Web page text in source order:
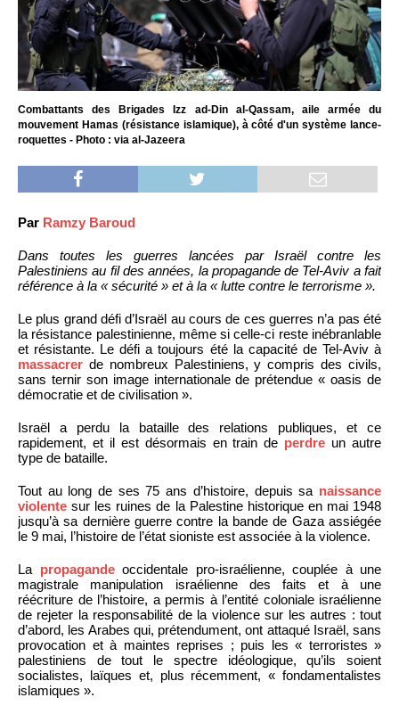
Combattants des Brigades Izz ad-Din al-Qassam, aile armée du
mouvement Hamas (résistance islamique), à côté d'un système lance-
roquettes - Photo : via al-Jazeera
Par Ramzy Baroud
Dans toutes les guerres lancées par Israël contre les
Palestiniens au fil des années, la propagande de Tel-Aviv a fait
référence à la « sécurité » et à la « lutte contre le terrorisme ».
Le plus grand défi d’Israël au cours de ces guerres n’a pas été
la résistance palestinienne, même si celle-ci reste inébranlable
et résistante. Le défi a toujours été la capacité de Tel-Aviv à
massacrer de nombreux Palestiniens, y compris des civils,
sans ternir son image internationale de prétendue « oasis de
démocratie et de civilisation ».
Israël a perdu la bataille des relations publiques, et ce
rapidement, et il est désormais en train de perdre un autre
type de bataille.
Tout au long de ses 75 ans d’histoire, depuis sa naissance
violentesur les ruines de la Palestine historique en mai 1948
jusqu’à sa dernière guerre contre la bande de Gaza assiégée
le 9 mai, l’histoire de l’état sioniste est associée à la violence.
La propagandeoccidentale pro-israélienne, couplée à une
magistrale manipulation israélienne des faits et à une
réécriture de l’histoire, a permis à l’entité coloniale israélienne
de rejeter la responsabilité de la violence sur les autres : tout
d’abord, les Arabes qui, prétendument, ont attaqué Israël, sans
provocation et à maintes reprises ; puis les « terroristes »
palestiniens de tout le spectre idéologique, qu’ils soient
socialistes, laïques et, plus récemment, « fondamentalistes
islamiques ».